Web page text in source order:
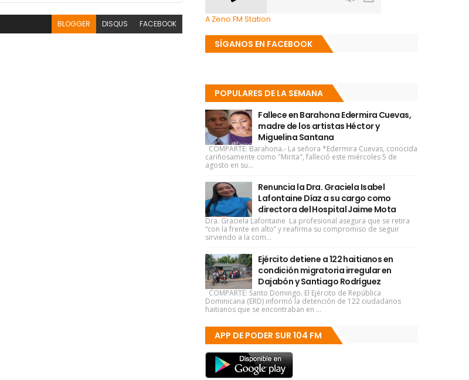
BLOGGER DISQUS FACEBOOK A Zeno.FM Station
SÍGANOS EN FACEBOOK
POPULARES DE LA SEMANA
Fallece en Barahona Edermira Cuevas,
madre de los artistas Héctor y
Miguelina Santana
COMPARTE: Barahona.- La señora *Edermira Cuevas, conocida
cariñosamente como "Mirita", falleció este miércoles 5 de
agosto en su...
Renuncia la Dra. Graciela Isabel
Lafontaine Díaz a su cargo como
directora del Hospital Jaime Mota
Dra. Graciela Lafontaine La profesional asegura que se retira
“con la frente en alto” y reafirma su compromiso de seguir
sirviendo a la com...
Ejército detiene a 122 haitianos en
condición migratoria irregular en
Dajabón y Santiago Rodríguez
COMPARTE: Santo Domingo. El Ejército de República
Dominicana (ERD) informó la detención de 122 ciudadanos
haitianos que se encontraban en ...
APP DE PODER SUR 104 FM